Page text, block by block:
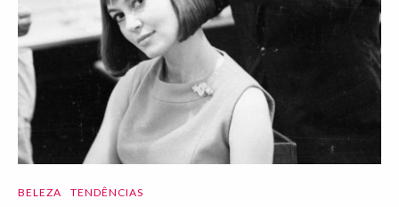
BELEZA TENDÊNCIAS